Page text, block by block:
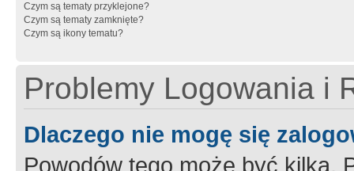
Czym są tematy przyklejone?
Czym są tematy zamknięte?
Czym są ikony tematu?
Problemy Logowania i
Dlaczego nie mogę się
Powodów tego może być kilka.